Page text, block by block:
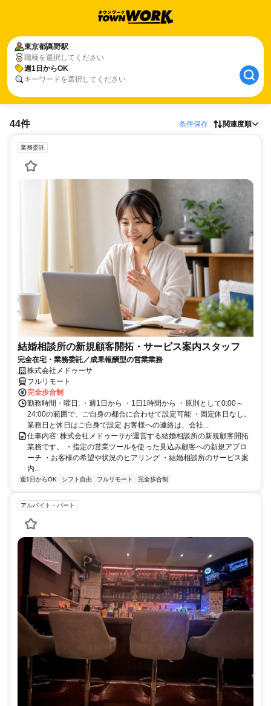
東京都高野駅
職種を選択してください
週1日からOK
キーワードを選択してください
44件 条件保存 関連度順
業務委託
結婚相談所の新規顧客開拓・サービス案内スタッフ
完全在宅・業務委託／成果報酬型の営業業務
株式会社メドゥーサ
フルリモート
完全歩合制
勤務時間・曜日: ・週1日から ・1日1時間から ・原則として0:00～
24:00の範囲で、ご自身の都合に合わせて設定可能 ・固定休日なし。
業務日と休日はご自身で設定 お客様への連絡は、会社...
仕事内容: 株式会社メドゥーサが運営する結婚相談所の新規顧客開拓
業務です。 ・指定の営業ツールを使った見込み顧客への新規アプロ
ーチ ・お客様の希望や状況のヒアリング ・結婚相談所のサービス案
内...
週1日からOK シフト自由 フルリモート 完全歩合制
アルバイト・パート